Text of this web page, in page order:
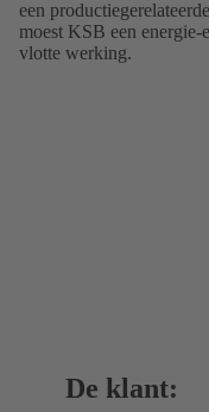
een
moest KSB een
vlotte werking.
De klant: